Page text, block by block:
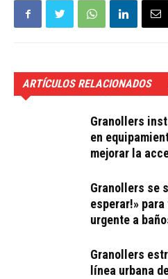
ARTÍCULOS RELACIONADOS
Granollers
en
mejorar la
Granollers se
esperar!»
urgente a
Granollers
línea urbana